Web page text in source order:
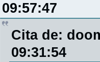
09:57:47
Cita de:
09:31:54